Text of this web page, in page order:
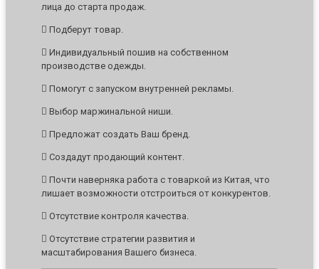
лица до старта продаж.
Подберут товар.
Индивидуальный пошив на собственном
производстве одежды.
Помогут с запуском внутренней рекламы.
Выбор маржинальной ниши.
Предложат создать Ваш бренд.
Создадут продающий контент.
Почти наверняка работа с товаркой из Китая, что
лишает возможности отстроиться от конкурентов.
Отсутствие контроля качества.
Отсутствие стратегии развития и
масштабирования Вашего бизнеса.